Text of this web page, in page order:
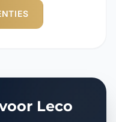
Leco